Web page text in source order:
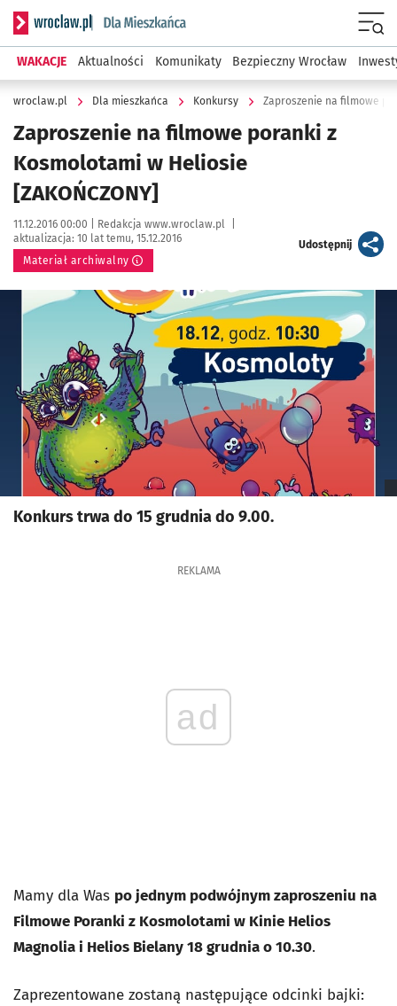
Serwis informacyjny wroclaw.pl podserwis: Dla mieszkańca
WAKACJE Aktualności Komunikaty Bezpieczny Wrocław
wroclaw.pl Dla mieszkańca Konkursy Zaproszenie na filmowe
Zaproszenie na filmowe poranki z
Kosmolotami w Heliosie
[ZAKOŃCZONY]
Data publikacji:
11.12.2016 00:00 | Autor:
Redakcja www.wroclaw.pl
aktualizacja: 10 lat temu, 15.12.2016
Materiał archiwalny
Udostępnijartykuł
Kliknij, aby powiększyć
Konkurs trwa do 15 grudnia do 9.00.
REKLAMA
ad
Mamy dla Was po jednym podwójnym zaproszeniu na
Filmowe Poranki z Kosmolotami w Kinie Helios
Magnolia i Helios Bielany 18 grudnia o 10.30.
Zaprezentowane zostaną następujące odcinki bajki: